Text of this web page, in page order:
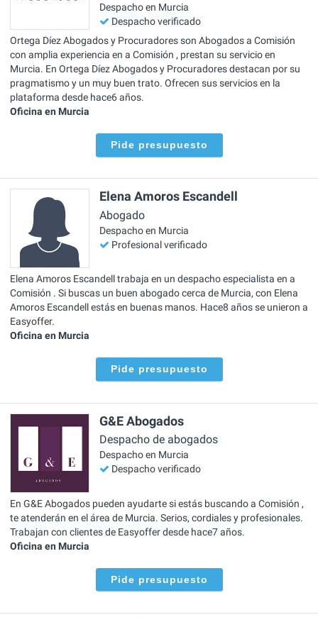
Despacho en Murcia
Despacho verificado
Ortega Díez Abogados y Procuradores son Abogados a Comisión
con amplia experiencia en a Comisión , prestan su servicio en
Murcia. En Ortega Díez Abogados y Procuradores destacan por su
pragmatismo y un muy buen trato. Ofrecen sus servicios en la
plataforma desde hace6 años.
Oficina en Murcia
Pide presupuesto
Elena Amoros Escandell
Abogado
Despacho en Murcia
Profesional verificado
Elena Amoros Escandell trabaja en un despacho especialista en a
Comisión . Si buscas un buen abogado cerca de Murcia, con Elena
Amoros Escandell estás en buenas manos. Hace8 años se unieron a
Easyoffer.
Oficina en Murcia
Pide presupuesto
G&E Abogados
Despacho de abogados
Despacho en Murcia
Despacho verificado
En G&E Abogados pueden ayudarte si estás buscando a Comisión ,
te atenderán en el área de Murcia. Serios, cordiales y profesionales.
Trabajan con clientes de Easyoffer desde hace7 años.
Oficina en Murcia
Pide presupuesto